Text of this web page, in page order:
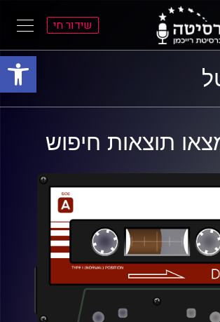
פתח
שידור חי
תוצאות חיפוש